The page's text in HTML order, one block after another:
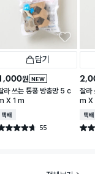
담기
NEW
원
라 쓰는 통풍 방충망 5 c
X 1 m
택배배송
점 4.7점 55
건 작성
잘라
m X
택배
별점